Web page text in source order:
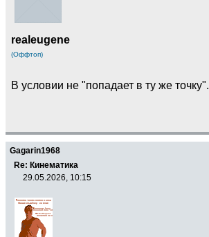
realeugene
(Оффтоп)
В условии не "попадает в ту же точку".
Gagarin1968
Re: Кинематика
29.05.2026, 10:15